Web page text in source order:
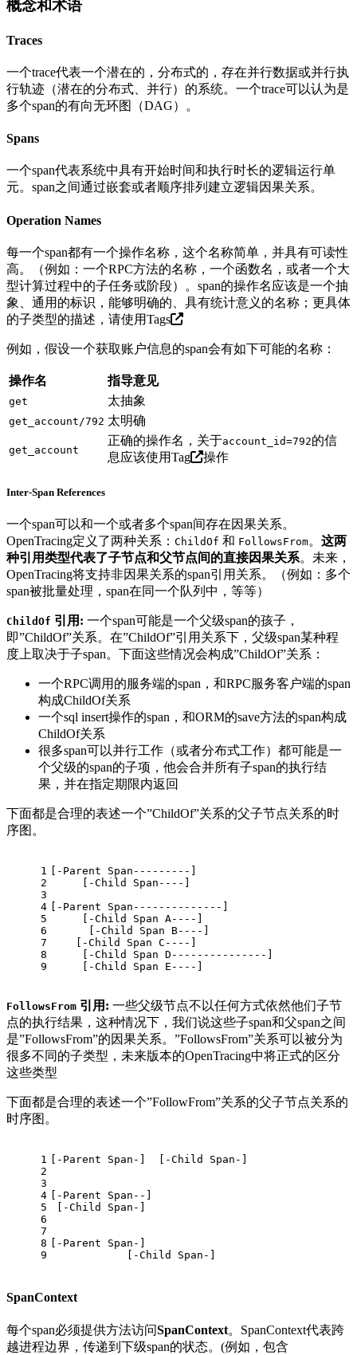
概念和术语
Traces
一个trace代表一个潜在的，分布式的，存在并行数据或并行执
行轨迹（潜在的分布式、并行）的系统。一个trace可以认为是
多个span的有向无环图（DAG）。
Spans
一个span代表系统中具有开始时间和执行时长的逻辑运行单
元。span之间通过嵌套或者顺序排列建立逻辑因果关系。
Operation Names
每一个span都有一个操作名称，这个名称简单，并具有可读性
高。（例如：一个RPC方法的名称，一个函数名，或者一个大
型计算过程中的子任务或阶段）。span的操作名应该是一个抽
象、通用的标识，能够明确的、具有统计意义的名称；更具体
的子类型的描述，请使用Tags
例如，假设一个获取账户信息的span会有如下可能的名称：
操作名 指导意见
get 太抽象
get_account/792 太明确
get_account
正确的操作名，关于account_id=792的信
息应该使用Tag 操作
Inter-Span References
一个span可以和一个或者多个span间存在因果关系。
OpenTracing定义了两种关系： ChildOf 和 FollowsFrom。 这两
种引用类型代表了子节点和父节点间的直接因果关系。未来，
OpenTracing将支持非因果关系的span引用关系。（例如：多个
span被批量处理，span在同一个队列中，等等）
ChildOf 引用: 一个span可能是一个父级span的孩子，
即”ChildOf”关系。在”ChildOf”引用关系下，父级span某种程
度上取决于子span。下面这些情况会构成”ChildOf”关系：
一个RPC调用的服务端的span，和RPC服务客户端的span
构成ChildOf关系
一个sql insert操作的span，和ORM的save方法的span构成
ChildOf关系
很多span可以并行工作（或者分布式工作）都可能是一
个父级的span的子项，他会合并所有子span的执行结
果，并在指定期限内返回
下面都是合理的表述一个”ChildOf”关系的父子节点关系的时
序图。
1
2
3
4
5
6
7
8
9
[-Parent Span---------]
     [-Child Span----]
[-Parent Span--------------]
     [-Child Span A----]
      [-Child Span B----]
    [-Child Span C----]
     [-Child Span D---------------]
     [-Child Span E----]
FollowsFrom 引用: 一些父级节点不以任何方式依然他们子节
点的执行结果，这种情况下，我们说这些子span和父span之间
是”FollowsFrom”的因果关系。”FollowsFrom”关系可以被分为
很多不同的子类型，未来版本的OpenTracing中将正式的区分
这些类型
下面都是合理的表述一个”FollowFrom”关系的父子节点关系的
时序图。
1
2
3
4
5
6
7
8
9
[-Parent Span-]  [-Child Span-]
[-Parent Span--]
[-Child Span-]
[-Parent Span-]
            [-Child Span-]
SpanContext
每个span必须提供方法访问SpanContext。SpanContext代表跨
越进程边界，传递到下级span的状态。(例如，包含